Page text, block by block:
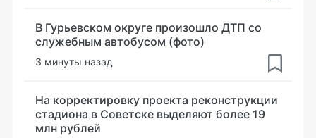
В Гурьевском округе произошло ДТП со
служебным автобусом (фото)
3 минуты назад
На корректировку проекта реконструкции
стадиона в Советске выделяют более 19
млн рублей